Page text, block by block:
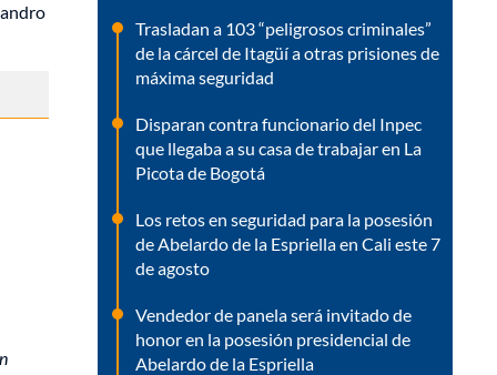
Trasladan a 103 “peligrosos criminales”
de la cárcel de Itagüí a otras prisiones de
máxima seguridad
Disparan contra funcionario del Inpec
que llegaba a su casa de trabajar en La
Picota de Bogotá
Los retos en seguridad para la posesión
de Abelardo de la Espriella en Cali este 7
de agosto
Vendedor de panela será invitado de
honor en la posesión presidencial de
Abelardo de la Espriella